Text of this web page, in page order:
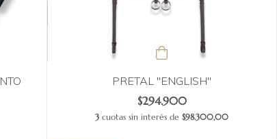
PRETAL "ENGLISH"
$294.900
3 cuotas sin interés de $98.300,00